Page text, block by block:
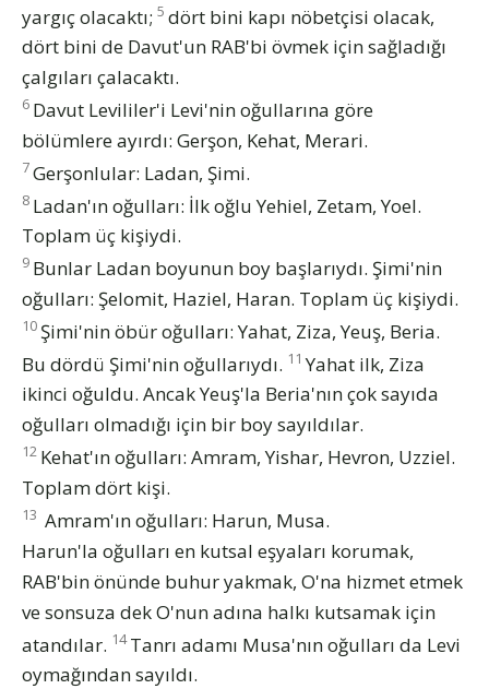
yargıç olacaktı; 5 dört bini kapı nöbetçisi olacak,
dört bini de Davut'un RAB'bi övmek için sağladığı
çalgıları çalacaktı.
6 Davut Levililer'i Levi'nin oğullarına göre
bölümlere ayırdı: Gerşon, Kehat, Merari.
7Gerşonlular: Ladan, Şimi.
8 Ladan'ın oğulları: İlk oğlu Yehiel, Zetam, Yoel.
Toplam üç kişiydi.
9 Bunlar Ladan boyunun boy başlarıydı. Şimi'nin
oğulları: Şelomit, Haziel, Haran. Toplam üç kişiydi.
10 Şimi'nin öbür oğulları: Yahat, Ziza, Yeuş, Beria.
Bu dördü Şimi'nin oğullarıydı. 11 Yahat ilk, Ziza
ikinci oğuldu. Ancak Yeuş'la Beria'nın çok sayıda
oğulları olmadığı için bir boy sayıldılar.
12 Kehat'ın oğulları: Amram, Yishar, Hevron, Uzziel.
Toplam dört kişi.
13 Amram'ın oğulları: Harun, Musa.
Harun'la oğulları en kutsal eşyaları korumak,
RAB'bin önünde buhur yakmak, O'na hizmet etmek
ve sonsuza dek O'nun adına halkı kutsamak için
atandılar. 14 Tanrı adamı Musa'nın oğulları da Levi
oymağından sayıldı.